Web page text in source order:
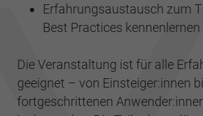
Erfahrungsaustausch zum
Best Practices kennenlernen
Die Veranstaltung ist für alle
geeignet – von Einsteiger:innen
fortgeschrittenen